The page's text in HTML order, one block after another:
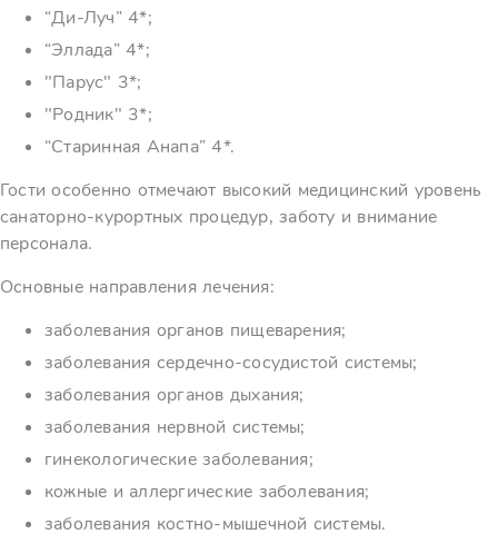
“Ди-Луч” 4*;
“Эллада” 4*;
"Парус" 3*;
"Родник" 3*;
“Старинная Анапа” 4*.
Гости особенно отмечают высокий медицинский уровень
санаторно-курортных процедур, заботу и внимание
персонала.
Основные направления лечения:
заболевания органов пищеварения;
заболевания сердечно-сосудистой системы;
заболевания органов дыхания;
заболевания нервной системы;
гинекологические заболевания;
кожные и аллергические заболевания;
заболевания костно-мышечной системы.